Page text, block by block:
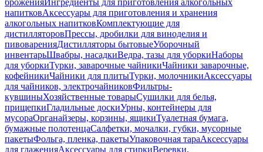
броженияИнгредиенты для приготовления алкогольных
напитковАксессуары для приготовления и хранения
алкогольных напитковКомплектующие для
дистилляторовПрессы, дробилки для виноделия и
пивоваренияДистилляторы бытовыеУборочный
инвентарьШвабры, насадкиВедра, тазы для уборкиНаборы
для уборкиТурки, заварочные чайникиЧайники заварочные,
кофейникиЧайники для плитыТурки, молочникиАксессуары
для чайников, электрочайниковФильтры-
кувшиныХозяйственные товарыСушилки для белья,
прищепкиГладильные доскиУрны, контейнеры для
мусораОрганайзеры, корзины, ящикиТуалетная бумага,
бумажные полотенцаСалфетки, мочалки, губки, мусорные
пакетыФольга, пленка, пакетыУпаковочная тараАксессуары
для глаженияАксессуары для стиркиВеревки,